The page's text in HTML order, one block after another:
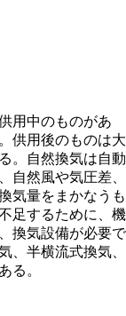
用中のものがあ
供用後のものは大
。自然換気は自動
自然風や気圧差、
気量をまかなうも
足するために、機
換気設備が必要で
、半横流式換気、
る。